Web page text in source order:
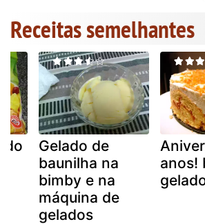
Receitas semelhantes
Gelado de
baunilha na
bimby e na
máquina de
gelados
anos!